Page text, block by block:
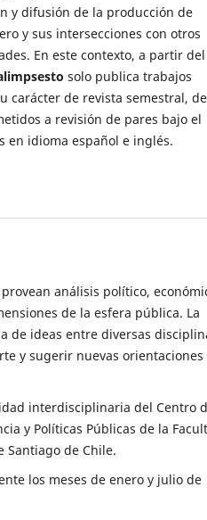
y difusión de la producción de
y sus intersecciones con otros
En este contexto, a partir del
solo publica trabajos
carácter de revista semestral, de
a revisión de pares bajo el
en idioma español e inglés.
análisis político,
de la esfera pública. La
de ideas entre diversas
y sugerir nuevas orientaciones
interdisciplinaria del Centro
y Políticas Públicas de la
Santiago de Chile.
los meses de enero y julio de